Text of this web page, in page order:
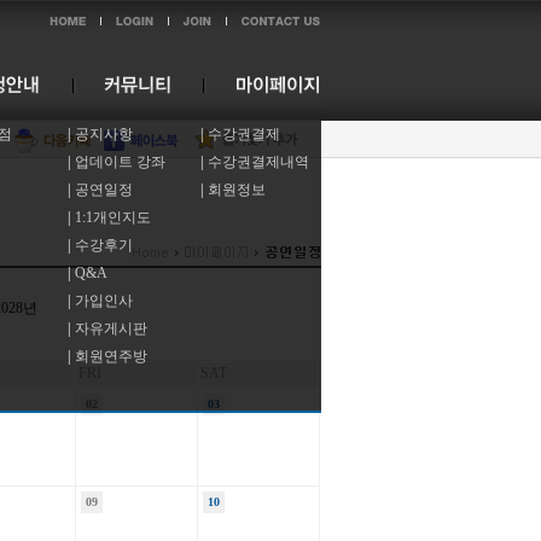
|공지사항 |수강권결제
업데이트 강좌
수강권결제내역
공연일정
회원정보
1:1개인지도
수강후기
|Q&A
가입인사
자유게시판
회원연주방
02 03
09 10